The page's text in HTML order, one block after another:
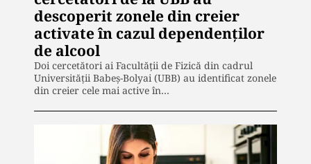
descoperit zonele din creier
activate în cazul dependenților
de alcool
Doi cercetători ai Facultății de Fizică din cadrul
Universității Babeș-Bolyai (UBB) au identificat zonele
din creier cele mai active în…